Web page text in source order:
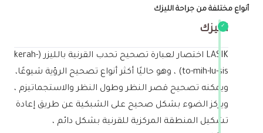
أنواع مختلفة من جراحة الليزك
الليزك
LASIK اختصار لعبارة تصحيح تحدب القرنية بالليزر (kerah-
to-mih-lu-sis) ، وهو حاليًا أكثر أنواع تصحيح الرؤية شيوعًا،
ويمكنه تصحيح قصر النظر وطول النظر والاستجماتيزم ،
ويركز الضوء بشكل صحيح على الشبكية عن طريق إعادة
تشكيل المنطقة المركزية للقرنية بشكل دائم ،